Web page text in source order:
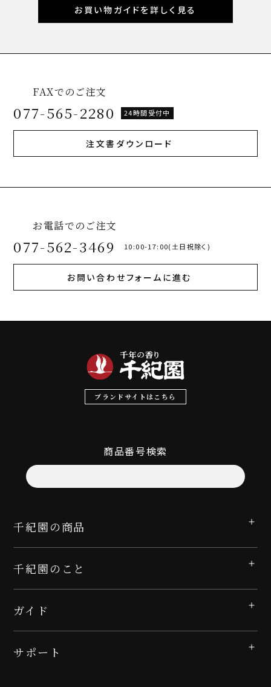
お買い物ガイドを詳しく見る
FAXでのご注文
077-565-2280 24時間受付中
注文書ダウンロード
お電話でのご注文
077-562-3469 10:00-17:00(土日祝除く)
お問い合わせフォームに進む
ブランドサイトはこちら
商品番号検索
千紀園の商品
千紀園のこと
ガイド
サポート